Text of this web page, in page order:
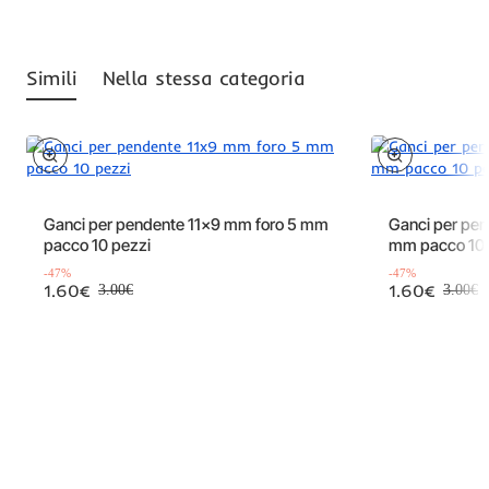
Simili Nella stessa categoria
Ganci per pendente 11x9 mm foro 5 mm
pacco 10 pezzi
-47%
1.60€ 3.00€
Ganci per
mm pacco
-47%
1.60€ 3.00€